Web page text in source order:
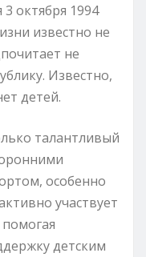
октября 1994
известно не
не
Известно,
детей.
талантливый
особенно
участвует
детским